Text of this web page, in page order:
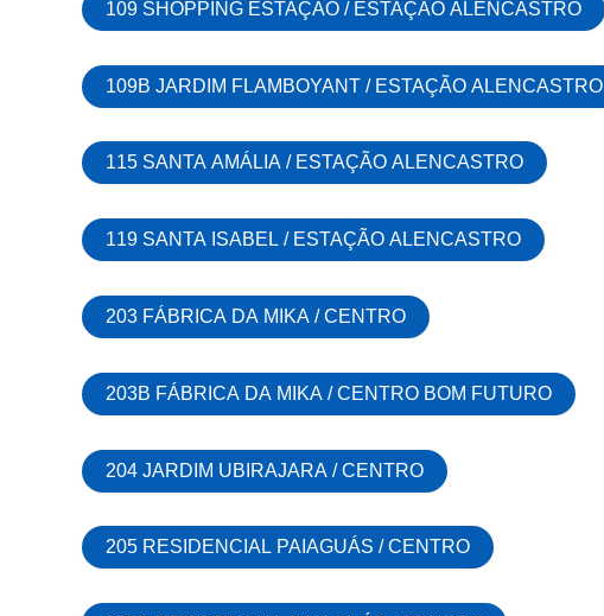
109 SHOPPING ESTAÇÃO / ESTAÇÃO ALENCASTRO
109B JARDIM FLAMBOYANT / ESTAÇÃO ALENCASTRO
115 SANTA AMÁLIA / ESTAÇÃO ALENCASTRO
119 SANTA ISABEL / ESTAÇÃO ALENCASTRO
203 FÁBRICA DA MIKA / CENTRO
203B FÁBRICA DA MIKA / CENTRO BOM FUTURO
204 JARDIM UBIRAJARA / CENTRO
205 RESIDENCIAL PAIAGUÁS / CENTRO